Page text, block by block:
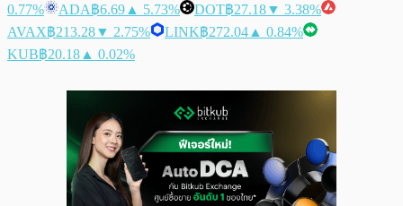
0.77%
ADA฿6.69 ▲ 5.73% DOT฿27.18▼ 3.38%
AVAX฿213.28▼ 2.75% LINK฿272.04 ▲ 0.84%
KUB฿20.18 ▲ 0.02%